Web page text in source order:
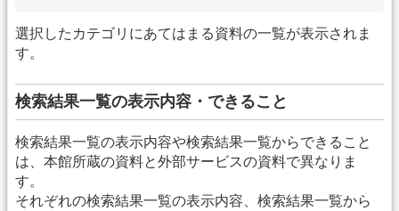
選択したカテゴリにあてはまる資料の一覧が表示されま
す。
検索結果一覧の表示内容・できること
検索結果一覧の表示内容や検索結果一覧からできること
は、本館所蔵の資料と外部サービスの資料で異なりま
す。
それぞれの検索結果一覧の表示内容、検索結果一覧から